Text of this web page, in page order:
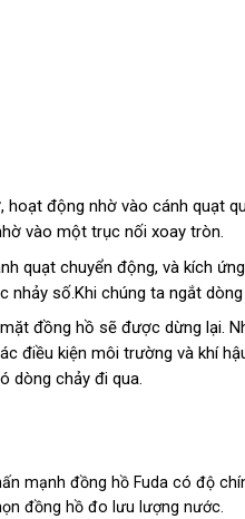
động nhờ vào cánh quạt
vào một trục nối xoay tròn.
quạt chuyển động, và kích
số.Khi chúng ta ngắt
đồng hồ sẽ được dừng lại.
điều kiện môi trường và khí
dòng chảy đi qua.
mạnh đồng hồ Fuda có độ
đồng hồ đo lưu lượng nước.